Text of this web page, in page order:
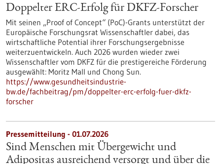
Doppelter ERC-Erfolg für DKFZ-Forscher
Mit seinen „Proof of Concept“ (PoC)-Grants unterstützt der
Europäische Forschungsrat Wissenschaftler dabei, das
wirtschaftliche Potential ihrer Forschungsergebnisse
weiterzuentwickeln. Auch 2026 wurden wieder zwei
Wissenschaftler vom DKFZ für die prestigereiche Förderung
ausgewählt: Moritz Mall und Chong Sun.
https://www.gesundheitsindustrie-
bw.de/fachbeitrag/pm/doppelter-erc-erfolg-fuer-dkfz-
forscher
Pressemitteilung - 01.07.2026
Sind Menschen mit Übergewicht und
Adipositas ausreichend versorgt und über die